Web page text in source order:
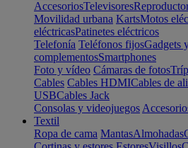
AccesoriosTelevisores
Movilidad urbana KartsMotos
eléctricasPatinetes eléctricos
Telefonía Teléfonos fijosGadgets
complementosSmartphones
Foto y vídeo Cámaras de fotos
Cables Cables HDMICables de
USBCables Jack
Consolas y videojuegos
Textil
Ropa de cama MantasAlmohadas